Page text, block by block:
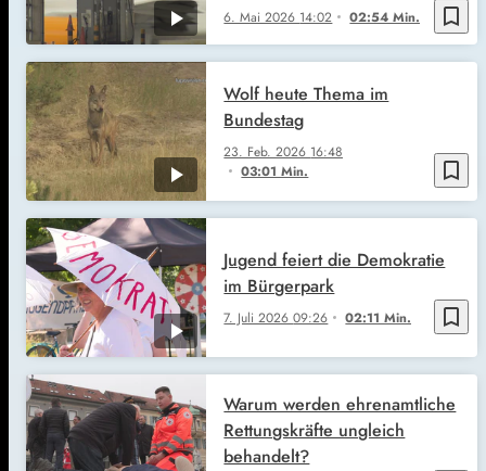
bookmark_border
6. Mai 2026 14:02 02:54 Min.
bookmark_border
23. Feb. 2026 16:48
03:01 Min.
Wolf heute Thema im
Bundestag
bookmark_border
7. Juli 202609:26 02:11 Min.
Jugend feiert die Demokratie
im Bürgerpark
Warum werden ehrenamtliche
Rettungskräfte ungleich
behandelt?